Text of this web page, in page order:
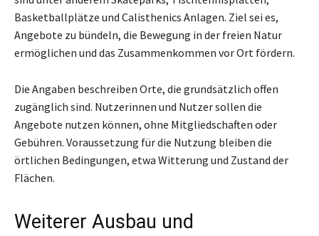
Basketballplätze und Calisthenics Anlagen. Ziel sei es,
Angebote zu bündeln, die Bewegung in der freien Natur
ermöglichen und das Zusammenkommen vor Ort fördern.
Die Angaben beschreiben Orte, die grundsätzlich offen
zugänglich sind. Nutzerinnen und Nutzer sollen die
Angebote nutzen können, ohne Mitgliedschaften oder
Gebühren. Voraussetzung für die Nutzung bleiben die
örtlichen Bedingungen, etwa Witterung und Zustand der
Flächen.
Weiterer Ausbau und